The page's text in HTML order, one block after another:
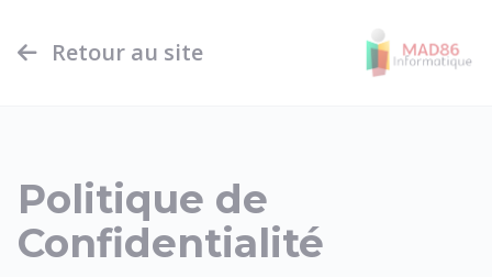
Retour au site
Politique de
Confidentialité